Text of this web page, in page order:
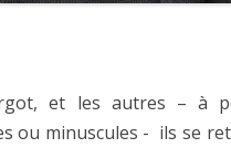
et les autres – à
ou minuscules - ils se